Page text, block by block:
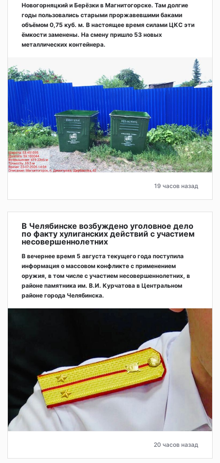
Новогорняцкий и Берёзки в Магнитогорске. Там долгие
годы пользовались старыми проржавевшими баками
объёмом 0,75 куб. м. В настоящее время силами ЦКС эти
ёмкости заменены. На смену пришло 53 новых
металлических контейнера.
19 часов назад
В Челябинске возбуждено уголовное дело
по факту хулиганских действий с участием
несовершеннолетних
В вечернее время 5 августа текущего года поступила
информация о массовом конфликте с применением
оружия, в том числе с участием несовершеннолетних, в
районе памятника им. В.И. Курчатова в Центральном
районе города Челябинска.
20 часов назад